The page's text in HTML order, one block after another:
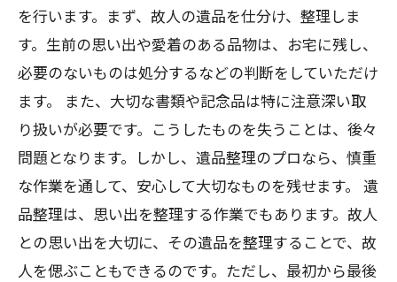
を行います。まず、故人の遺品を仕分け、整理しま
す。生前の思い出や愛着のある品物は、お宅に残し、
必要のないものは処分するなどの判断をしていただけ
ます。 また、大切な書類や記念品は特に注意深い取
り扱いが必要です。こうしたものを失うことは、後々
問題となります。しかし、遺品整理のプロなら、慎重
な作業を通して、安心して大切なものを残せます。 遺
品整理は、思い出を整理する作業でもあります。故人
との思い出を大切に、その遺品を整理することで、故
人を偲ぶこともできるのです。ただし、最初から最後